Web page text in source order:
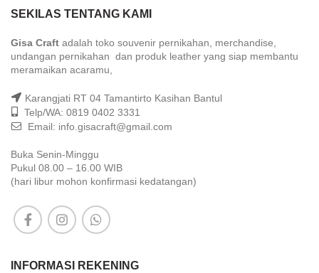
SEKILAS TENTANG KAMI
Gisa Craft adalah toko souvenir pernikahan, merchandise,
undangan pernikahan dan produk leather yang siap membantu
meramaikan acaramu,
Karangjati RT 04 Tamantirto Kasihan Bantul
Telp/WA: 0819 0402 3331
Email: info.gisacraft@gmail.com
Buka Senin-Minggu
Pukul 08.00 – 16.00 WIB
(hari libur mohon konfirmasi kedatangan)
INFORMASI REKENING